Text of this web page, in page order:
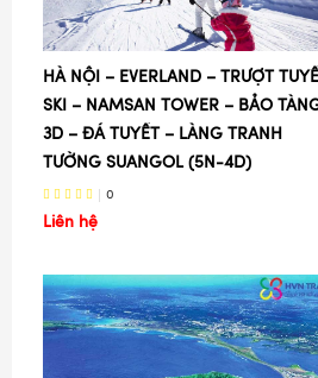
HÀ NỘI – EVERLAND – TRƯỢT
SKI – NAMSAN TOWER – BẢO
3D – ĐÁ TUYẾT – LÀNG TRANH
TƯỜNG SUANGOL (5N-4D)
0
Liên hệ